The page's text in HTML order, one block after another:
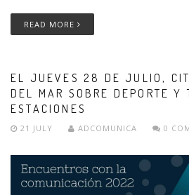
READ MORE
EL JUEVES 28 DE JULIO,
DEL MAR SOBRE DEPORTE Y
ESTACIONES
21 JULY ADCOMUNICA 0